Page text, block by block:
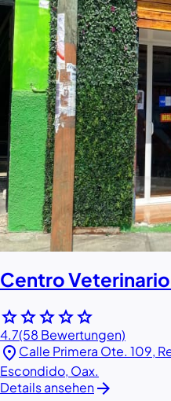
Centro
starstarstarstarstar
4.7(58 Bewertungen)
location_on Calle Primera Ote. 109,
Escondido, Oax.
Details ansehenarrow_forward